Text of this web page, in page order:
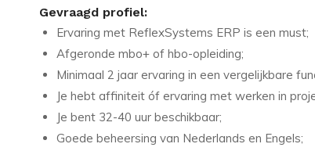
Gevraagd profiel:
Ervaring met ReflexSystems ERP is een must;
Afgeronde mbo+ of hbo-opleiding;
Minimaal 2 jaar ervaring in een vergelijkbare
Je hebt affiniteit óf ervaring met werken in
Je bent 32-40 uur beschikbaar;
Goede beheersing van Nederlands en Engels;